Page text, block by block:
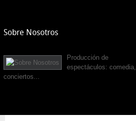
Sobre Nosotros
Producción de
espectáculos: comedia,
conciertos...